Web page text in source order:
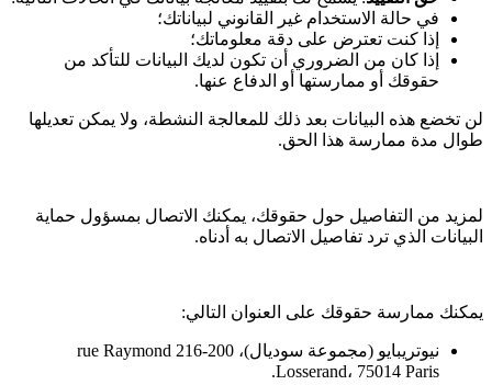
في حالة الاستخدام غير القانوني لبياناتك؛
إذا كنت تعترض على دقة معلوماتك؛
إذا كان من الضروري أن تكون لديك البيانات للتأكد من
حقوقك أو ممارستها أو الدفاع عنها.
لن تخضع هذه البيانات بعد ذلك للمعالجة النشطة، ولا يمكن تعديلها
طوال مدة ممارسة هذا الحق.
لمزيد من التفاصيل حول حقوقك، يمكنك الاتصال بمسؤول حماية
البيانات الذي ترد تفاصيل الاتصال به أدناه.
يمكنك ممارسة حقوقك على العنوان التالي:
نيوتريبايو (مجموعة سوديال)، 200-216 rue Raymond
Losserand، 75014 Paris.